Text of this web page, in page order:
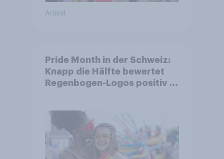
Artikel
Pride Month in der Schweiz:
Knapp die Hälfte bewertet
Regenbogen-Logos positiv –